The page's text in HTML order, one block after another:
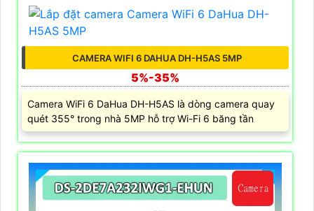
CAMERA WIFI 6 DAHUA DH-H5AS 5MP
5%-35%
Camera WiFi 6 DaHua DH-H5AS là dòng camera quay
quét 355° trong nhà 5MP hỗ trợ Wi-Fi 6 băng tần